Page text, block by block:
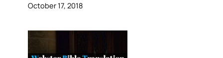
October 17, 2018